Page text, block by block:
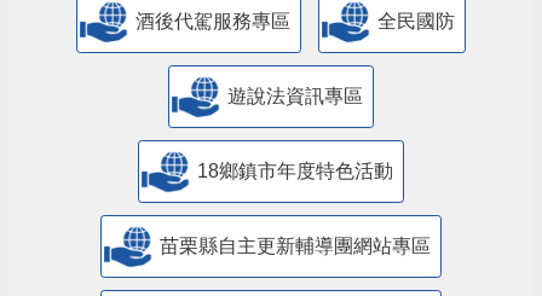
酒後代駕服務專區 全民國防
遊說法資訊專區
18鄉鎮市年度特色活動
苗栗縣自主更新輔導團網站專區